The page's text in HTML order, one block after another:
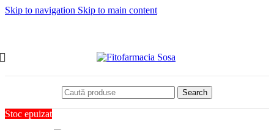
Skip to navigation Skip to main content
Search
Stoc epuizat